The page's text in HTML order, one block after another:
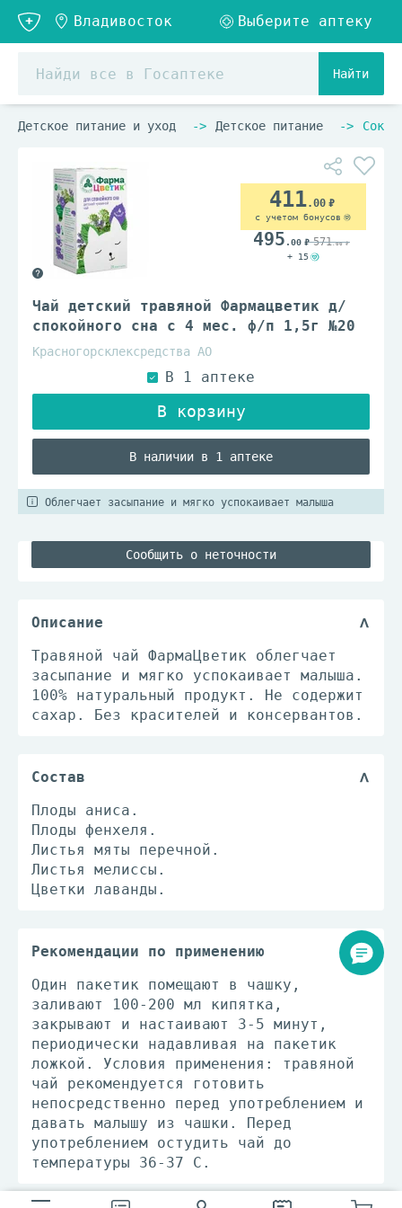
Найти
Детское питание и уход Детское питание Сок,
Чай детский травяной Фармацветик д/
спокойного сна с 4 мес. ф/п 1,5г №20
Красногорсклексредства АО
В наличии в 1 аптеке
411.00
с учетом бонусов
495 .00 571.00
+ 15
Облегчает засыпание и мягко успокаивает малыша
Сообщить о неточности
Описание
Травяной чай ФармаЦветик облегчает
засыпание и мягко успокаивает малыша.
100% натуральный продукт. Не содержит
сахар. Без красителей и консервантов.
Состав
Плоды аниса.
Плоды фенхеля.
Листья мяты перечной.
Листья мелиссы.
Цветки лаванды.
Рекомендации по применению
Один пакетик помещают в чашку,
заливают 100-200 мл кипятка,
закрывают и настаивают 3-5 минут,
периодически надавливая на пакетик
ложкой. Условия применения: травяной
чай рекомендуется готовить
непосредственно перед употреблением и
давать малышу из чашки. Перед
употреблением остудить чай до
температуры 36-37 С.